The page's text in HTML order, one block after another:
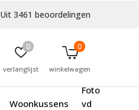
Woonkussens
Foto
vd
verlanglijst
0
winkelwagen
0
Uit 3461 beoordelingen